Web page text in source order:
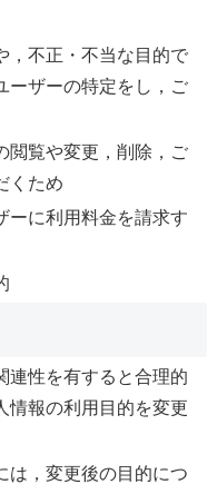
，不正・不当な目的で
ーザーの特定をし，ご
閲覧や変更，削除，ご
くため
ーに利用料金を請求す
連性を有すると合理的
情報の利用目的を変更
は，変更後の目的につ